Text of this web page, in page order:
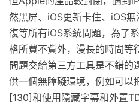
然黑屏、iOS更新卡住、iOS
復等所有iOS系統問題，為了
格所費不貲外，漫長的時間等
問題交給第三方工具是不錯的
供一個無障礙環境，例如可以
[130]和使用隱藏字幕和外置